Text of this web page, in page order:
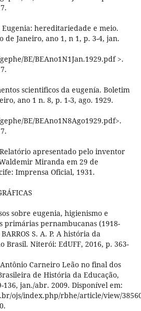
Eugenia: hereditariedade e meio.
de Janeiro, ano 1, n 1, p. 3-4, jan.
BE/BEAno1N1Jan.1929.pdf >.
scientificos da eugenía. Boletim
ano 1 n. 8, p. 1-3, ago. 1929.
BE/BEAno1N8Ago1929.pdf>.
Relatório apresentado pelo inventor
Miranda em 29 de
Imprensa Oficial, 1931.
sobre eugenia, higienismo e
primárias pernambucanas (1918-
S. A. P. A história da
Brasil. Niterói: EdUFF, 2016, p. 363-
Carneiro Leão no final dos
de História da Educação,
136, jan./abr. 2009. Disponível em:
ojs/index.php/rbhe/article/view/